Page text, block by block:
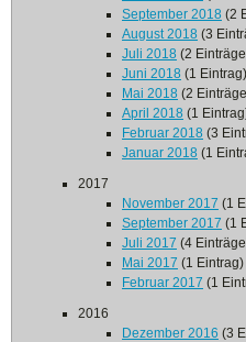
September 2018 (2
August 2018 (3
Juli 2018 (2
Juni 2018 (1 Eintrag)
Mai 2018 (2
April 2018 (1
Februar 2018 (3
Januar 2018 (1
2017
November 2017 (1
September 2017 (1
Juli 2017 (4
Mai 2017 (1 Eintrag)
Februar 2017 (1
2016
Dezember 2016 (3